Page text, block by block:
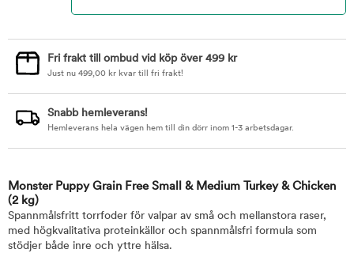
Fri frakt till ombud vid köp över 499 kr
Just nu 499,00 kr kvar till fri frakt!
Snabb hemleverans!
Hemleverans hela vägen hem till din dörr inom 1-3 arbetsdagar.
Monster Puppy Grain Free Small & Medium Turkey & Chicken
(2 kg)
Spannmålsfritt torrfoder för valpar av små och mellanstora raser,
med högkvalitativa proteinkällor och spannmålsfri formula som
stödjer både inre och yttre hälsa.